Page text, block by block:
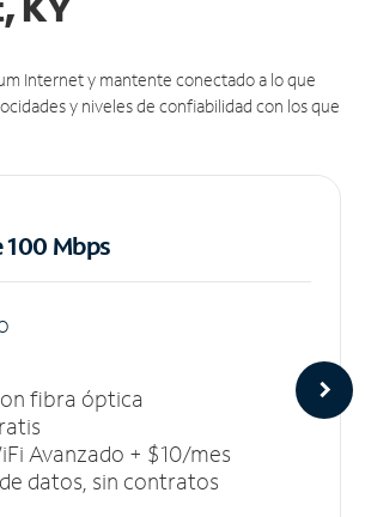
Internet y mantente conectado a lo que
y niveles de confiabilidad con los que
Mbps
fibra óptica
Avanzado + $10/mes
datos, sin contratos